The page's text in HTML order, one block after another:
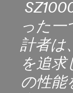
った一
計者は
を追求
の性能